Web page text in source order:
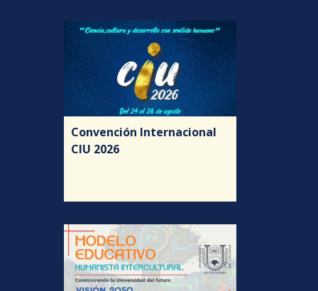
Convención Internacional
CIU 2026